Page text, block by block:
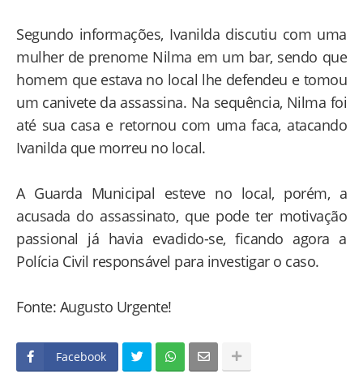
Segundo informações, Ivanilda discutiu com uma
mulher de prenome Nilma em um bar, sendo que
homem que estava no local lhe defendeu e tomou
um canivete da assassina. Na sequência, Nilma foi
até sua casa e retornou com uma faca, atacando
Ivanilda que morreu no local.
A Guarda Municipal esteve no local, porém, a
acusada do assassinato, que pode ter motivação
passional já havia evadido-se, ficando agora a
Polícia Civil responsável para investigar o caso.
Fonte: Augusto Urgente!
Facebook